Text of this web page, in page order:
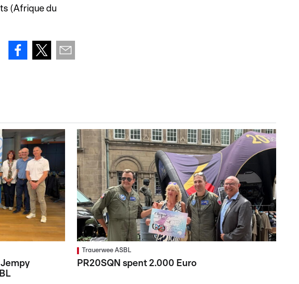
(Afrique du
Trauerwee ASBL
PR20SQN spent 2.000 Euro